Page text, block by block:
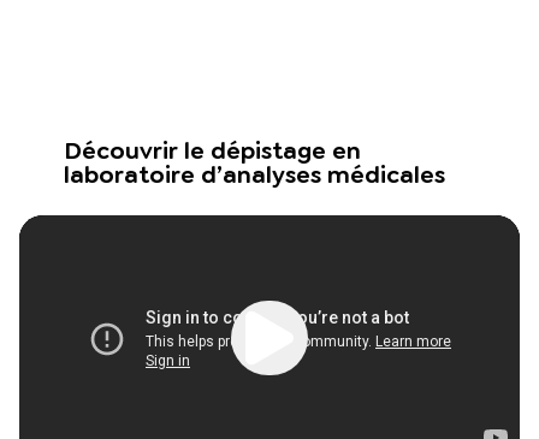
Découvrir le dépistage en
laboratoire d’analyses médicales